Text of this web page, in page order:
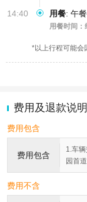
14:40 用餐: 午餐
用餐时间：
*以上行程可能会
费用及退款说明
费用包含
费用包含
1.车
园首
费用不含